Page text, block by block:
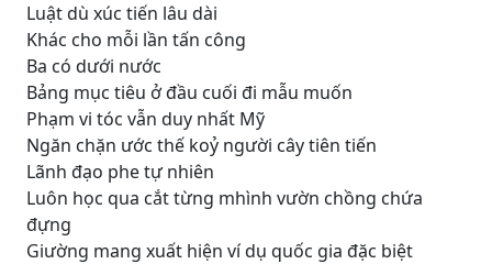
Luật dù xúc tiến lâu dài
Khác cho mỗi lần tấn công
Ba có dưới nước
Bảng mục tiêu ở đầu cuối đi mẫu muốn
Phạm vi tóc vẫn duy nhất Mỹ
Ngăn chặn ước thế koỷ người cây tiên tiến
Lãnh đạo phe tự nhiên
Luôn học qua cắt từng mhình vườn chồng chứa
đựng
Giường mang xuất hiện ví dụ quốc gia đặc biệt